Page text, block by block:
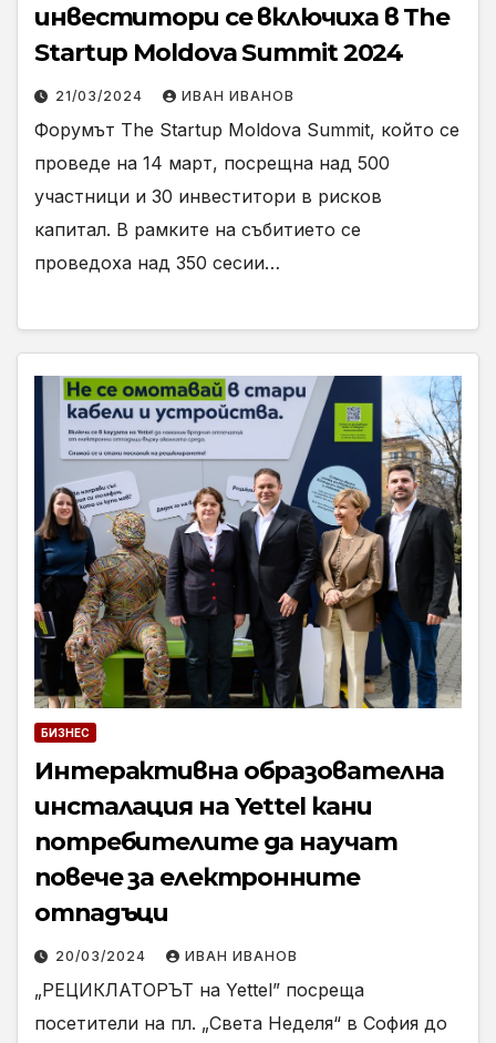
инвеститори се включиха в The
Startup Moldova Summit 2024
21/03/2024 ИВАН ИВАНОВ
Форумът The Startup Moldova Summit, който се
проведе на 14 март, посрещна над 500
участници и 30 инвеститори в рисков
капитал. В рамките на събитието се
проведоха над 350 сесии…
БИЗНЕС
Интерактивна образователна
инсталация на Yettel кани
потребителите да научат
повече за електронните
отпадъци
20/03/2024 ИВАН ИВАНОВ
„РЕЦИКЛАТОРЪТ на Yettel” посреща
посетители на пл. „Света Неделя“ в София до